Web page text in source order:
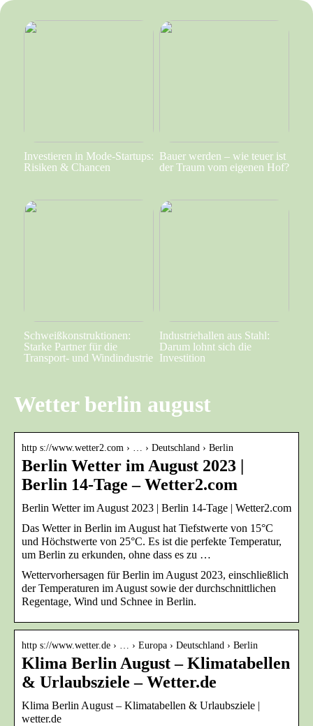
Investieren in Mode-Startups:
Risiken & Chancen
Bauer werden – wie teuer ist
der Traum vom eigenen Hof?
Schweißkonstruktionen:
Starke Partner für die
Transport- und Windindustrie
Industriehallen aus Stahl:
Darum lohnt sich die
Investition
Wetter berlin august
http s://www.wetter2.com › … › Deutschland › Berlin
Berlin Wetter im August 2023 |
Berlin 14-Tage – Wetter2.com
Berlin Wetter im August 2023 | Berlin 14-Tage | Wetter2.com
Das Wetter in Berlin im August hat Tiefstwerte von 15°C
und Höchstwerte von 25°C. Es ist die perfekte Temperatur,
um Berlin zu erkunden, ohne dass es zu …
Wettervorhersagen für Berlin im August 2023, einschließlich
der Temperaturen im August sowie der durchschnittlichen
Regentage, Wind und Schnee in Berlin.
http s://www.wetter.de › … › Europa › Deutschland › Berlin
Klima Berlin August – Klimatabellen
& Urlaubsziele – Wetter.de
Klima Berlin August – Klimatabellen & Urlaubsziele |
wetter.de